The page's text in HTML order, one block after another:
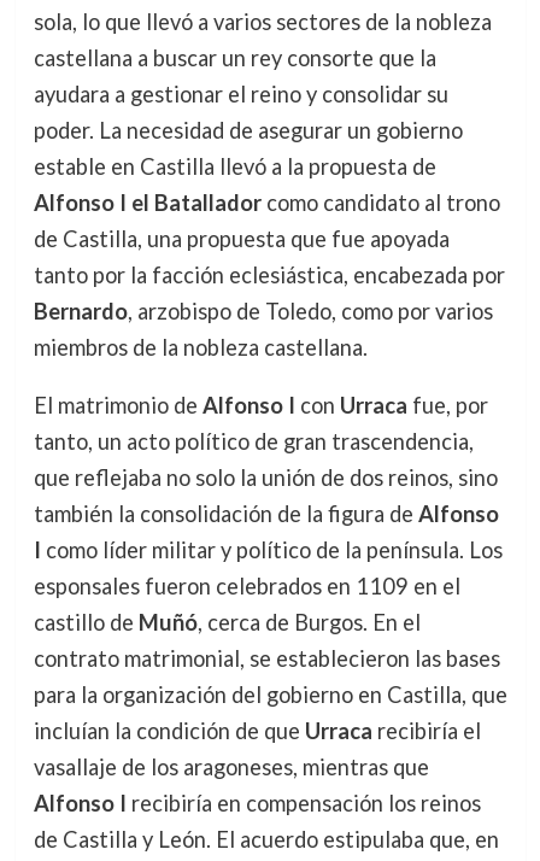
sola, lo que llevó a varios sectores de la nobleza
castellana a buscar un rey consorte que la
ayudara a gestionar el reino y consolidar su
poder. La necesidad de asegurar un gobierno
estable en Castilla llevó a la propuesta de
Alfonso I el Batalladorcomo candidato al trono
de Castilla, una propuesta que fue apoyada
tanto por la facción eclesiástica, encabezada por
Bernardo, arzobispo de Toledo, como por varios
miembros de la nobleza castellana.
El matrimonio de Alfonso I con Urraca fue, por
tanto, un acto político de gran trascendencia,
que reflejaba no solo la unión de dos reinos, sino
también la consolidación de la figura de Alfonso
I como líder militar y político de la península. Los
esponsales fueron celebrados en 1109 en el
castillo de Muñó, cerca de Burgos. En el
contrato matrimonial, se establecieron las bases
para la organización del gobierno en Castilla, que
incluían la condición de que Urraca recibiría el
vasallaje de los aragoneses, mientras que
Alfonso I recibiría en compensación los reinos
de Castilla y León. El acuerdo estipulaba que, en